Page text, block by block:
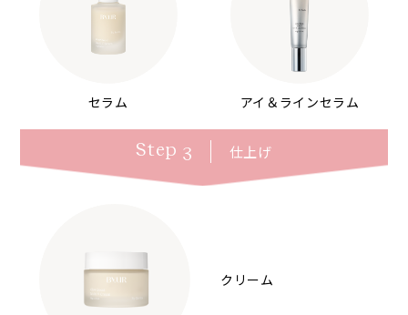
セラム アイ＆ラインセラム
Step 3 仕上げ
クリーム